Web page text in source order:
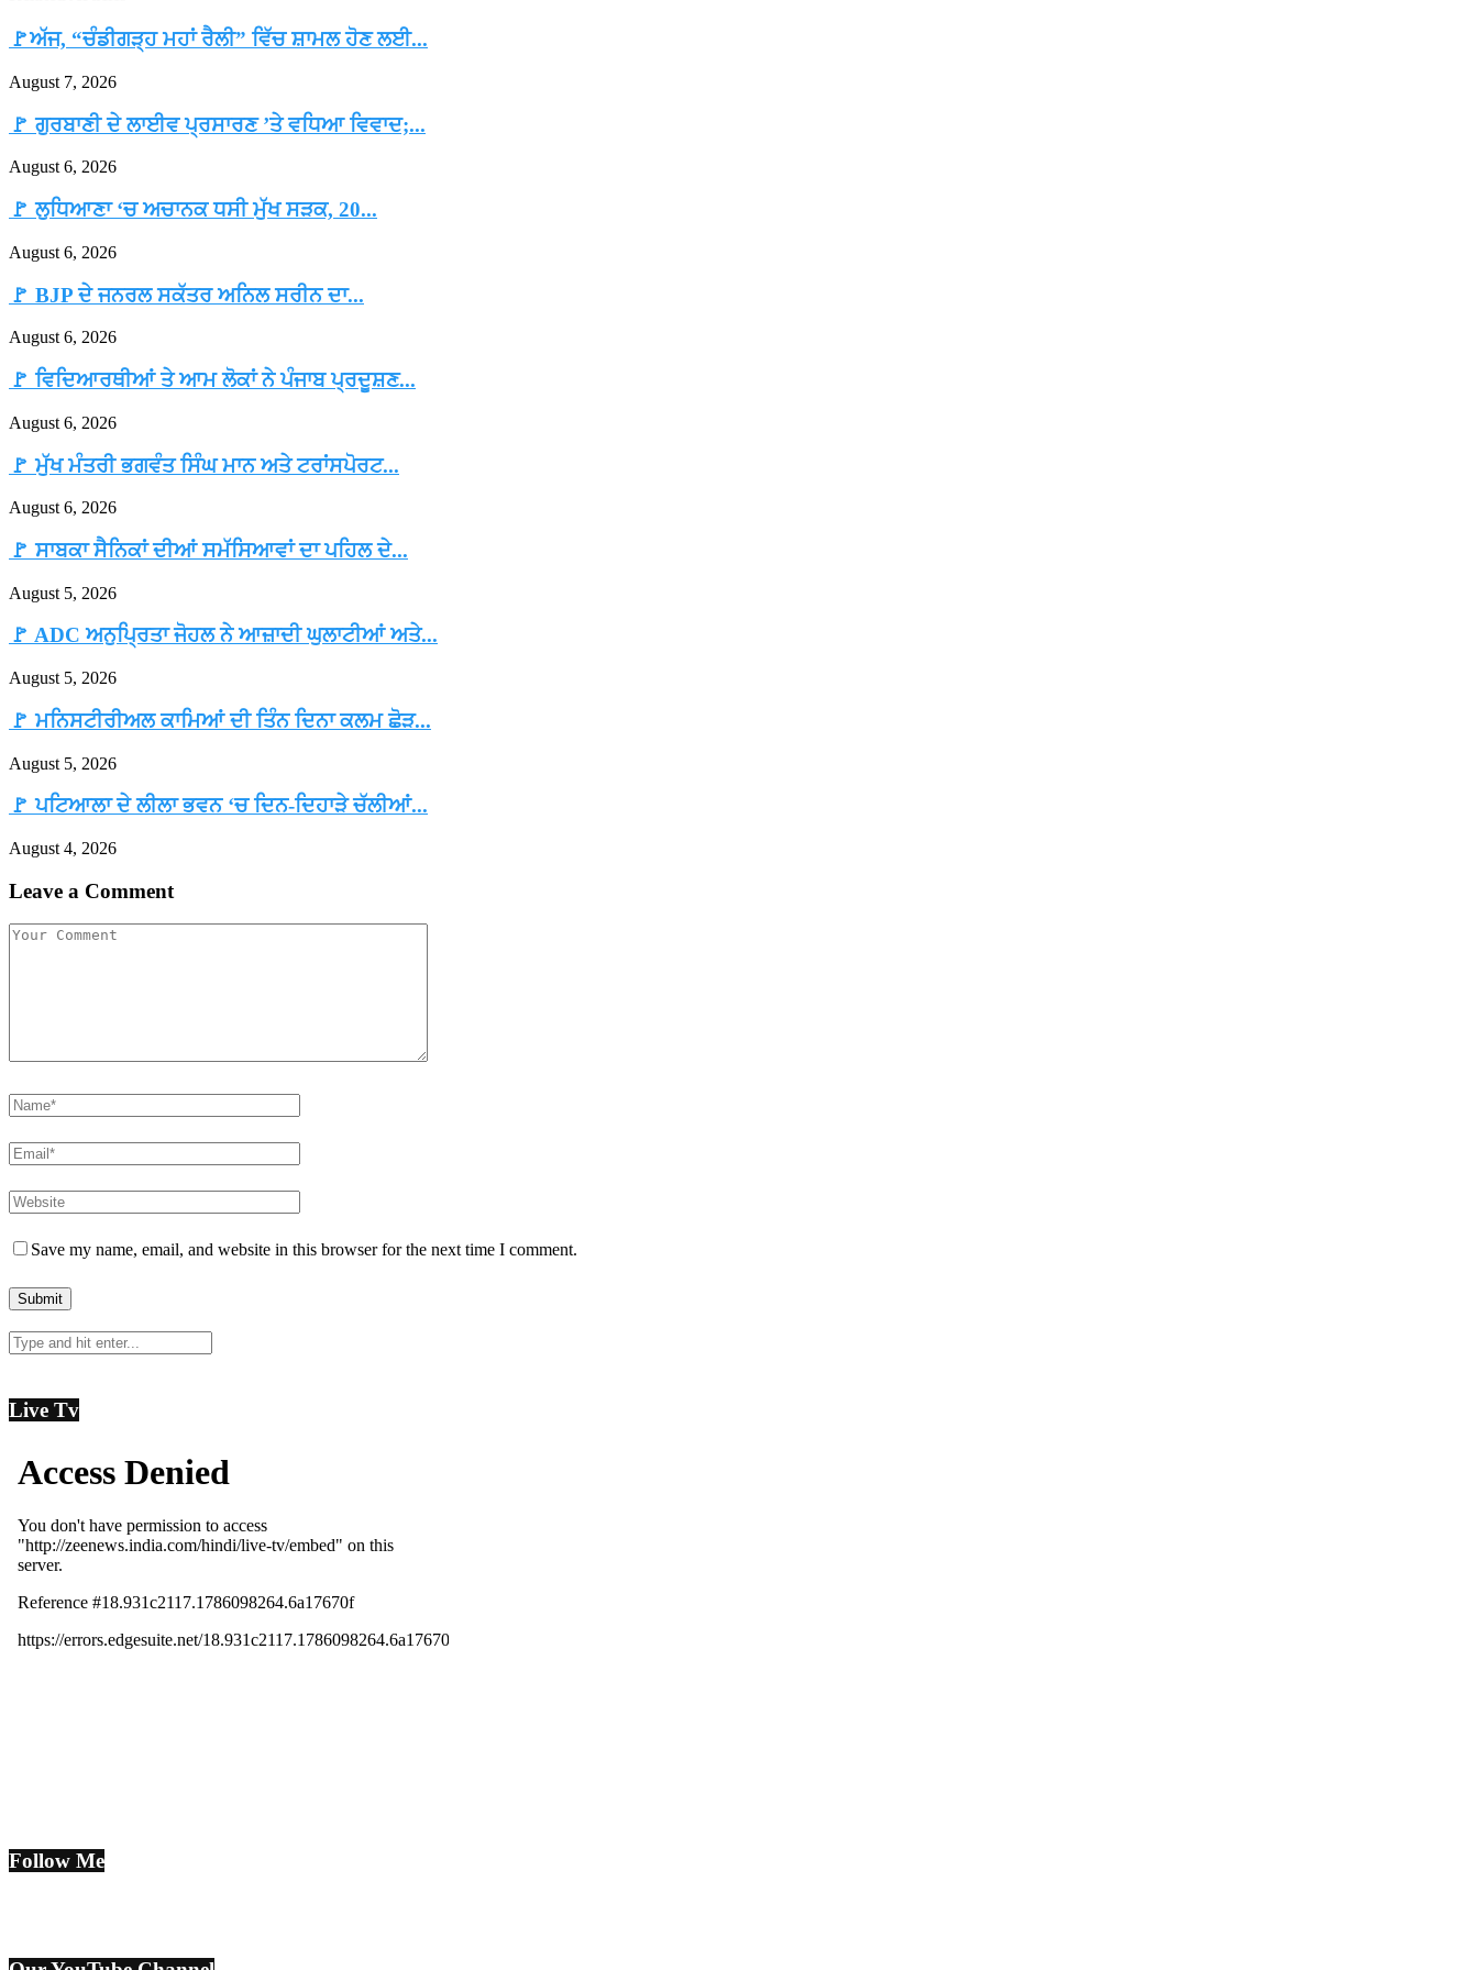
🚩ਅੱਜ, “ਚੰਡੀਗੜ੍ਹ ਮਹਾਂ ਰੈਲੀ” ਵਿੱਚ ਸ਼ਾਮਲ ਹੋਣ ਲਈ...
August 7, 2026
🚩 ਗੁਰਬਾਣੀ ਦੇ ਲਾਈਵ ਪ੍ਰਸਾਰਣ ’ਤੇ ਵਧਿਆ ਵਿਵਾਦ;...
August 6, 2026
🚩 ਲੁਧਿਆਣਾ ‘ਚ ਅਚਾਨਕ ਧਸੀ ਮੁੱਖ ਸੜਕ, 20...
August 6, 2026
🚩 BJP ਦੇ ਜਨਰਲ ਸਕੱਤਰ ਅਨਿਲ ਸਰੀਨ ਦਾ...
August 6, 2026
🚩 ਵਿਦਿਆਰਥੀਆਂ ਤੇ ਆਮ ਲੋਕਾਂ ਨੇ ਪੰਜਾਬ ਪ੍ਰਦੂਸ਼ਣ...
August 6, 2026
🚩 ਮੁੱਖ ਮੰਤਰੀ ਭਗਵੰਤ ਸਿੰਘ ਮਾਨ ਅਤੇ ਟਰਾਂਸਪੋਰਟ...
August 6, 2026
🚩 ਸਾਬਕਾ ਸੈਨਿਕਾਂ ਦੀਆਂ ਸਮੱਸਿਆਵਾਂ ਦਾ ਪਹਿਲ ਦੇ...
August 5, 2026
🚩 ADC ਅਨੁਪ੍ਰਿਤਾ ਜੋਹਲ ਨੇ ਆਜ਼ਾਦੀ ਘੁਲਾਟੀਆਂ ਅਤੇ...
August 5, 2026
🚩 ਮਨਿਸਟੀਰੀਅਲ ਕਾਮਿਆਂ ਦੀ ਤਿੰਨ ਦਿਨਾ ਕਲਮ ਛੋੜ...
August 5, 2026
🚩 ਪਟਿਆਲਾ ਦੇ ਲੀਲਾ ਭਵਨ ‘ਚ ਦਿਨ-ਦਿਹਾੜੇ ਚੱਲੀਆਂ...
August 4, 2026
Leave a Comment
Save my name, email, and website in this browser for the next time I comment.
Live Tv
Follow Me